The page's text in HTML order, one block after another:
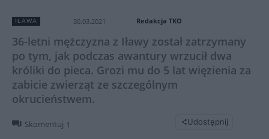
IŁAWA 30.03.2021 Redakcja TKO
36-letni mężczyzna z Iławy został zatrzymany
po tym, jak podczas awantury wrzucił dwa
króliki do pieca. Grozi mu do 5 lat więzienia za
zabicie zwierząt ze szczególnym
okrucieństwem.
Skomentuj 1 Udostępnij